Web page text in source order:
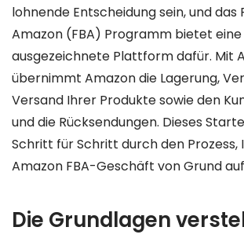
lohnende Entscheidung sein, und
Amazon (FBA) Programm bietet eine
ausgezeichnete Plattform dafür. Mit
übernimmt Amazon die Lagerung,
Versand Ihrer Produkte sowie den
und die Rücksendungen. Dieses
Schritt für Schritt durch den Prozess,
Amazon FBA-Geschäft von Grund
Die Grundlagen